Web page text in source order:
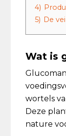
4)
5) De
Wat is
wortels
Deze
nature